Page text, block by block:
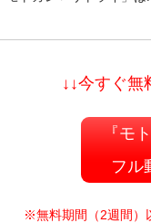
↓↓今すぐ無
『モ
フル
※無料期間（2週間）